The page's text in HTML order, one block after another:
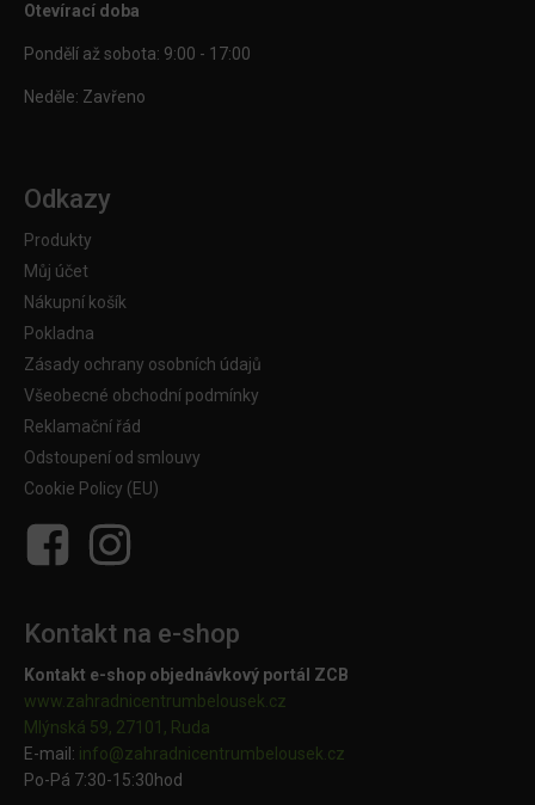
Otevírací doba
Pondělí až sobota: 9:00 - 17:00
Neděle: Zavřeno
Odkazy
Produkty
Můj účet
Nákupní košík
Pokladna
Zásady ochrany osobních údajů
Všeobecné obchodní podmínky
Reklamační řád
Odstoupení od smlouvy
Cookie Policy (EU)
Kontakt na e-shop
Kontakt e-shop objednávkový portál ZCB
www.zahradnicentrumbelousek.cz
Mlýnská 59, 27101, Ruda
E-mail: info@zahradnicentrumbelousek.cz
Po-Pá 7:30-15:30hod